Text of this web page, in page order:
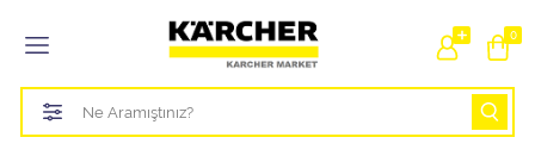
0
Tüm Kategoriler
Bahçe Sulama Ürünleri